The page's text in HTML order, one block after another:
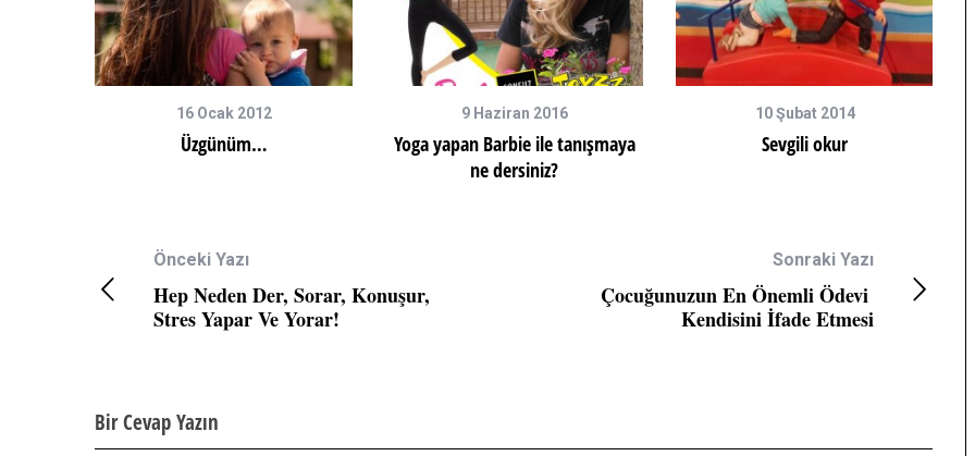
16 Ocak 2012
Üzgünüm…
9 Haziran 2016
Yoga yapan Barbie ile tanışmaya
ne dersiniz?
10 Şubat 2014
Sevgili okur
Önceki Yazı
Hep Neden Der, Sorar, Konuşur,
Stres Yapar Ve Yorar!
Sonraki Yazı
Çocuğunuzun En Önemli Ödevi
Kendisini İfade Etmesi
Bir Cevap Yazın
Lohusa Depresyonu Nedir?